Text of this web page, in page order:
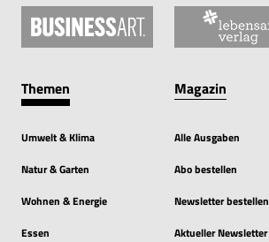
Themen
Umwelt & Klima
Natur & Garten
Wohnen & Energie
Essen
Magazin
Alle Ausgaben
Abo bestellen
Newsletter bestellen
Aktueller Newsletter